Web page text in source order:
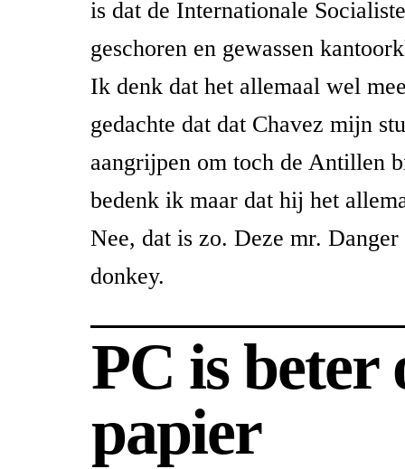
is dat de Internationale
geschoren en gewassen
Ik denk dat het allemaal wel
gedachte dat dat Chavez mijn
aangrijpen om toch de Antillen
bedenk ik maar dat hij het
Nee, dat is zo. Deze mr.
donkey.
PC is beter
papier